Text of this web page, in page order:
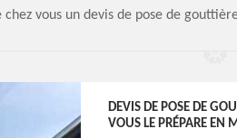
chez vous un devis de pose de
DEVIS DE POSE DE
VOUS LE PRÉPARE EN